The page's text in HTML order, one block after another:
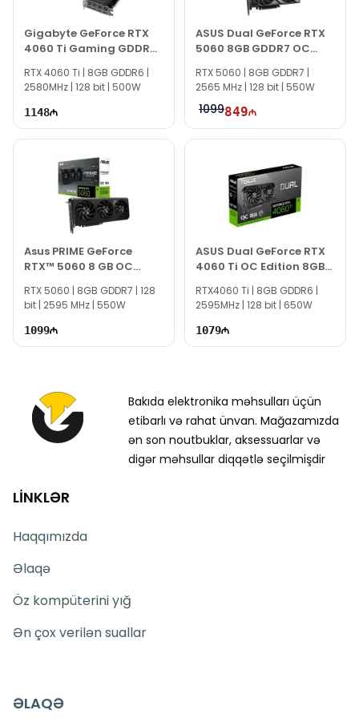
Gigabyte GeForce RTX
4060 Ti Gaming GDDR6
RTX 4060 Ti | 8GB GDDR6 |
2580MHz | 128 bit | 500W
1148
ASUS Dual GeForce RTX
5060 8GB GDDR7 OC
RTX 5060 | 8GB GDDR7 |
2565 MHz | 128 bit | 550W
1099849
Asus PRIME GeForce
RTX™ 5060 8 GB OC
90YV0N10-M0NA00
RTX 5060 | 8GB GDDR7 | 128
bit | 2595 MHz | 550W
1099
ASUS Dual GeForce RTX
4060 Ti OC Edition 8GB
RTX4060 Ti | 8GB GDDR6 |
2595MHz | 128 bit | 650W
1079
Bakıda elektronika məhsulları üçün
etibarlı və rahat ünvan. Mağazamızda
ən son noutbuklar, aksessuarlar və
digər məhsullar diqqətlə seçilmişdir
LİNKLƏR
Haqqımızda
Əlaqə
Öz kompüterini yığ
Ən çox verilən suallar
ƏLAQƏ